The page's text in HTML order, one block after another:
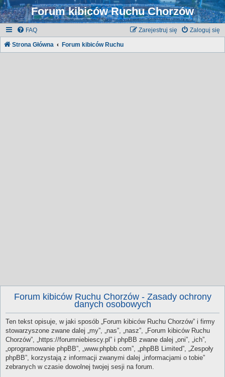
Forum kibiców Ruchu Chorzów
FAQ Zaloguj się
Zarejestruj się
Strona Główna Forum kibiców Ruchu
Forum kibiców Ruchu Chorzów - Zasady ochrony
danych osobowych
Ten tekst opisuje, w jaki sposób „Forum kibiców Ruchu Chorzów” i firmy
stowarzyszone zwane dalej „my”, „nas”, „nasz”, „Forum kibiców Ruchu
Chorzów”, „https://forumniebiescy.pl” i phpBB zwane dalej „oni”, „ich”,
„oprogramowanie phpBB”, „www.phpbb.com”, „phpBB Limited”, „Zespoły
phpBB”, korzystają z informacji zwanymi dalej „informacjami o tobie”
zebranych w czasie dowolnej twojej sesji na forum.